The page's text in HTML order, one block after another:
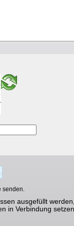
senden.
ausgefüllt
in Verbindung